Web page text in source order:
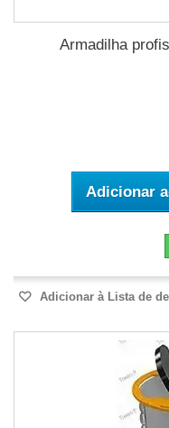
Armadilha
Adicionar
Adicionar à Lista de